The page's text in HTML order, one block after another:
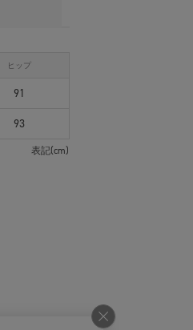
ヒップ
91
93
表記(cm)